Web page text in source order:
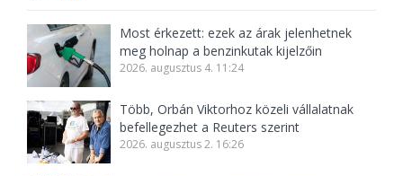
Most érkezett: ezek az árak jelenhetnek
meg holnap a benzinkutak kijelzőin
2026. augusztus 4. 11:24
Több, Orbán Viktorhoz közeli vállalatnak
befellegezhet a Reuters szerint
2026. augusztus 2. 16:26